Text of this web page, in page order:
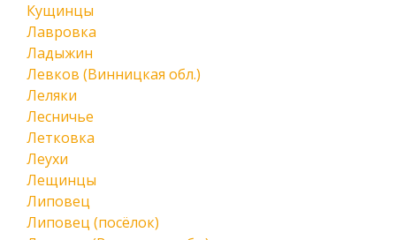
Кущинцы
Лавровка
Ладыжин
Левков (Винницкая обл.)
Леляки
Лесничье
Летковка
Леухи
Лещинцы
Липовец
Липовец (посёлок)